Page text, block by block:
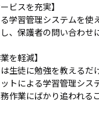
ビスを充実】
学習管理システムを使
、保護者の問い合わせ
を軽減】
生徒に勉強を教えるだ
トによる学習管理シ
作業にばかり追われる